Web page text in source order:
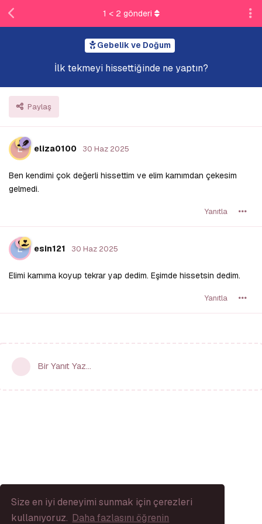
Size en iyi deneyimi sunmak için çerezleri
kullanıyoruz. Daha fazlasını öğrenin
Gebelik ve Doğum
İlk tekmeyi hissettiğinde ne yaptın?
Paylaş
1 < 2 gönderi
E eliza0100 30 Haz 2025
Ben kendimi çok değerli hissettim ve elim karnımdan çekesim
gelmedi.
Yanıtla
E esin121 30 Haz 2025
Elimi karnıma koyup tekrar yap dedim. Eşimde hissetsin dedim.
Yanıtla
Bir Yanıt Yaz...